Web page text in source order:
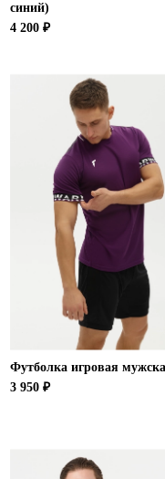
синий)
4 200 ₽
Футболка игровая
3 950 ₽